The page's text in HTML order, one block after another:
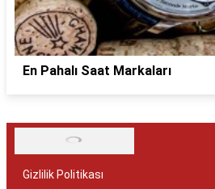
En Pahalı Saat Markaları
Gizlilik Politikası